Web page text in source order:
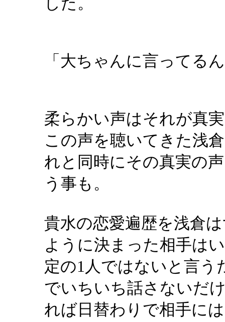
「大ちゃんに言ってる
柔らかい声はそれが真
この声を聴いてきた浅
れと同時にその真実の
う事も。
貴水の恋愛遍歴を浅倉
ように決まった相手は
定の1人ではないと言
でいちいち話さないだ
れば日替わりで相手に